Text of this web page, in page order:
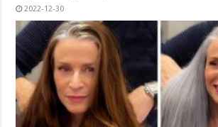
2022-12-30